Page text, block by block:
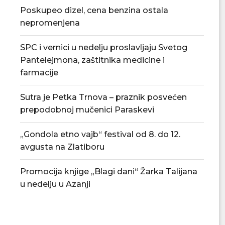
okružne lige, sezona počinje 22....
04/08/2026
Poskupeo dizel, cena benzina ostala
nepromenjena
SPC i vernici u nedelju proslavljaju Svetog
Pantelejmona, zaštitnika medicine i
farmacije
Sutra je Petka Trnova – praznik posvećen
prepodobnoj mučenici Paraskevi
„Gondola etno vajb“ festival od 8. do 12.
avgusta na Zlatiboru
Promocija knjige „Blagi dani“ Žarka Talijana
u nedelju u Azanji